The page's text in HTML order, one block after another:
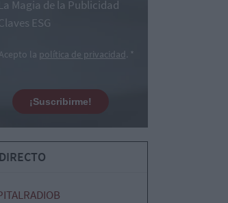
La Magia de la Publicidad
ESG
la política de privacidad. *
¡Suscribirme!